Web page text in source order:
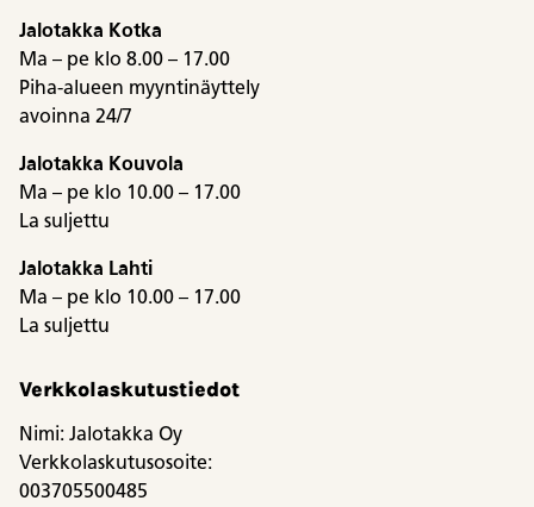
Jalotakka Kotka
Ma – pe klo 8.00 – 17.00
Piha-alueen myyntinäyttely
avoinna 24/7
Jalotakka Kouvola
Ma – pe klo 10.00 – 17.00
La suljettu
Jalotakka Lahti
Ma – pe klo 10.00 – 17.00
La suljettu
Verkkolaskutustiedot
Nimi: Jalotakka Oy
Verkkolaskutusosoite:
003705500485